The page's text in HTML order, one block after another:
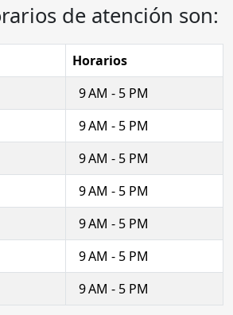
de atención son:
Horarios
9 AM - 5 PM
9 AM - 5 PM
9 AM - 5 PM
9 AM - 5 PM
9 AM - 5 PM
9 AM - 5 PM
9 AM - 5 PM